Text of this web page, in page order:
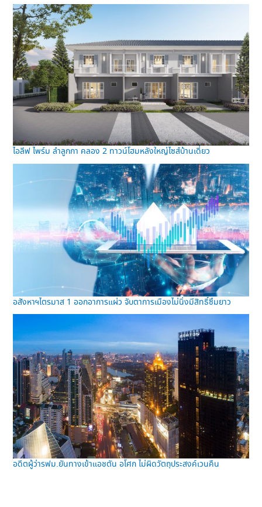
ไอลีฟ ไพร์ม ลำลูกกา คลอง 2 ทาวน์โฮมหลังใหญ่ไซส์บ้านเดี่ยว
อสังหาฯไตรมาส 1 ออกอาการแผ่ว จับตาการเมืองไม่นิ่งมีสิทธิ์ซึมยาว
อดีตผู้ว่ารฟม.ยันทางเข้าแอชตัน อโศก ไม่ผิดวัตถุประสงค์เวนคืน